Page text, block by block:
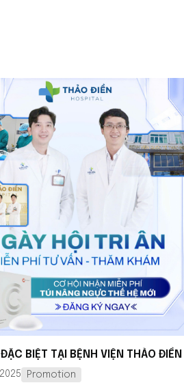
BIỆT TẠI BỆNH VIỆN THẢO ĐIỀN
Promotion